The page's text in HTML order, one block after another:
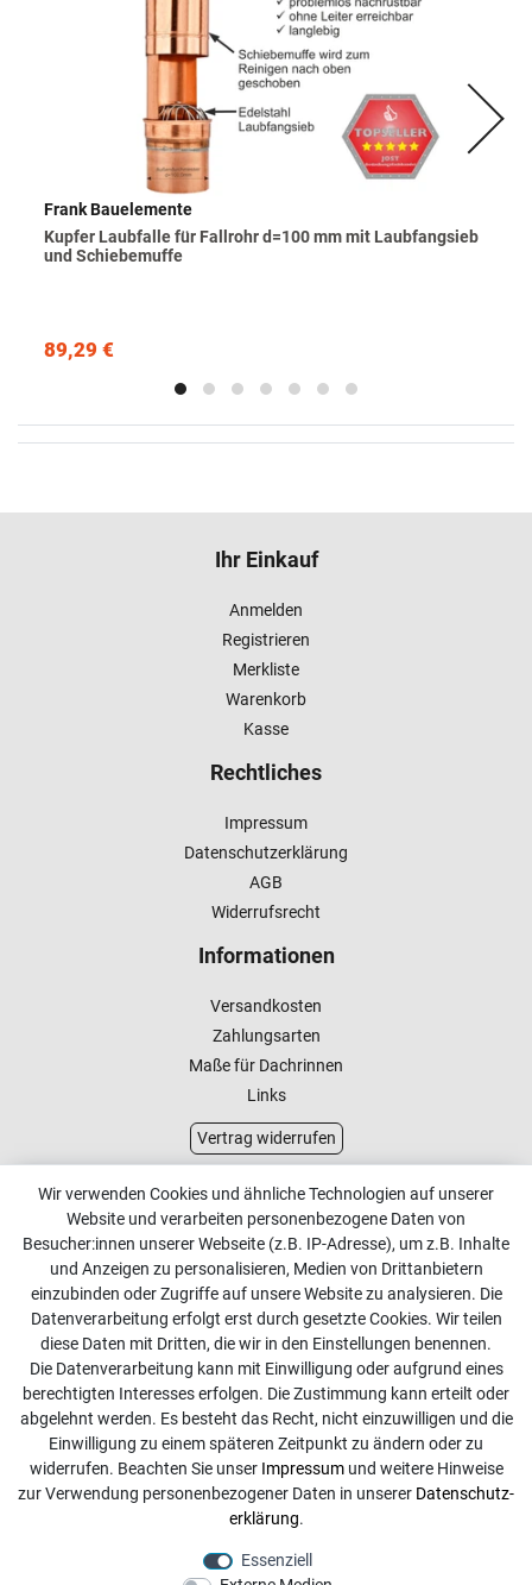
Frank Bauelemente
Kupfer Laubfalle für Fallrohr d=100 mm mit Laubfangsieb
und Schiebemuffe
89,29 €
Ihr Einkauf
Anmelden
Registrieren
Merkliste
Warenkorb
Kasse
Rechtliches
Impressum
Datenschutzerklärung
AGB
Widerrufsrecht
Informationen
Versandkosten
Zahlungsarten
Maße für Dachrinnen
Links
Vertrag widerrufen
Kundenservice
Kontakt
Online Retourenservice
Kontakt
info@dachdecker-shop.de
+49 3501 507295
Montag - Freitag, 08:00 - 16:00
Anrufe aus dem dt. Festnetz zum Ortstarif, Preise aus dem
Mobilfunknetz ggf. abweichend (abhängig vom Provider).
Wir verwenden Cookies und ähnliche Technologien auf unserer
Website und verarbeiten personenbezogene Daten von
Besucher:innen unserer Webseite (z.B. IP-Adresse), um z.B. Inhalte
und Anzeigen zu personalisieren, Medien von Drittanbietern
einzubinden oder Zugriffe auf unsere Website zu analysieren. Die
Datenverarbeitung erfolgt erst durch gesetzte Cookies. Wir teilen
diese Daten mit Dritten, die wir in den Einstellungen benennen.
Die Datenverarbeitung kann mit Einwilligung oder aufgrund eines
berechtigten Interesses erfolgen. Die Zustimmung kann erteilt oder
abgelehnt werden. Es besteht das Recht, nicht einzuwilligen und die
Einwilligung zu einem späteren Zeitpunkt zu ändern oder zu
widerrufen. Beachten Sie unser Impressumund weitere Hinweise
zur Verwendung personenbezogener Daten in unserer Daten­schutz­
erklärung.
Essenziell